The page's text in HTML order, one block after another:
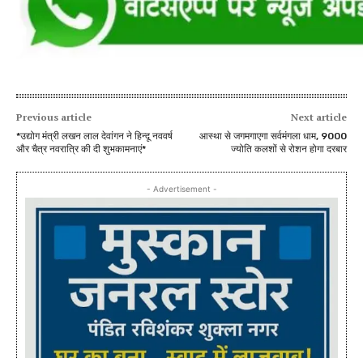
Previous article
*उद्योग मंत्री लखन लाल देवांगन ने हिन्दू नववर्ष
और चैत्र नवरात्रि की दी शुभकामनाएं*
Next article
आस्था से जगमगाएगा सर्वमंगला धाम, 9000
ज्योति कलशों से रोशन होगा दरबार
- Advertisement -